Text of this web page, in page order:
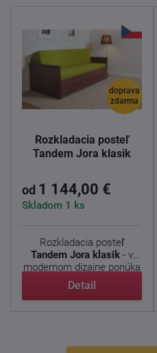
doprava
zdarma
Rozkladacia posteľ
Tandem Jora klasik
od 1 144,00 €
Skladom 1 ks
Rozkladacia posteľ
Tandem Jora klasik - v
modernom dizajne ponúka
...
Detail